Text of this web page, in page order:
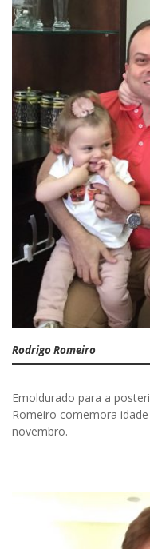
Rodrigo Romeiro
Emoldurado para a
Romeiro comemora
novembro.